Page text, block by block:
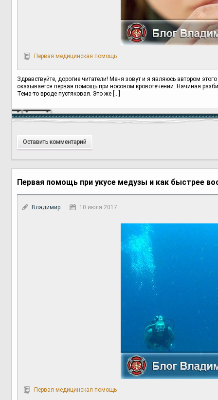
Первая медицинская помощь
Здравствуйте, дорогие читатели! Меня зовут и я являюсь автором
оказывается первая помощь при носовом кровотечении. Начиная
Тема-то вроде пустяковая. Это же […]
Оставить комментарий
Первая помощь при укусе медузы и как быстрее
Владимир 10 июля 2017
Первая медицинская помощь